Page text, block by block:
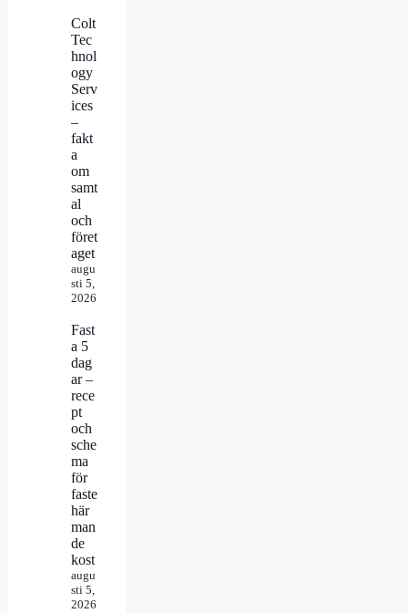
Colt
Tec
hnol
ogy
Serv
ices
–
fakt
a
om
samt
al
och
föret
aget
augu
sti 5,
2026
Fast
a 5
dag
ar –
rece
pt
och
sche
ma
för
faste
här
man
de
kost
augu
sti 5,
2026